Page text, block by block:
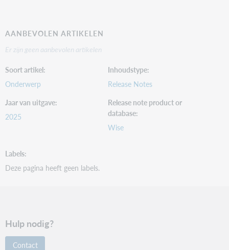
AANBEVOLEN ARTIKELEN
Er zijn geen aanbevolen artikelen
Soort artikel
Onderwerp
Inhoudstype
Release Notes
Jaar van uitgave
2025
Release note product or
database
Wise
Labels
Deze pagina heeft geen labels.
Hulp nodig?
Contact